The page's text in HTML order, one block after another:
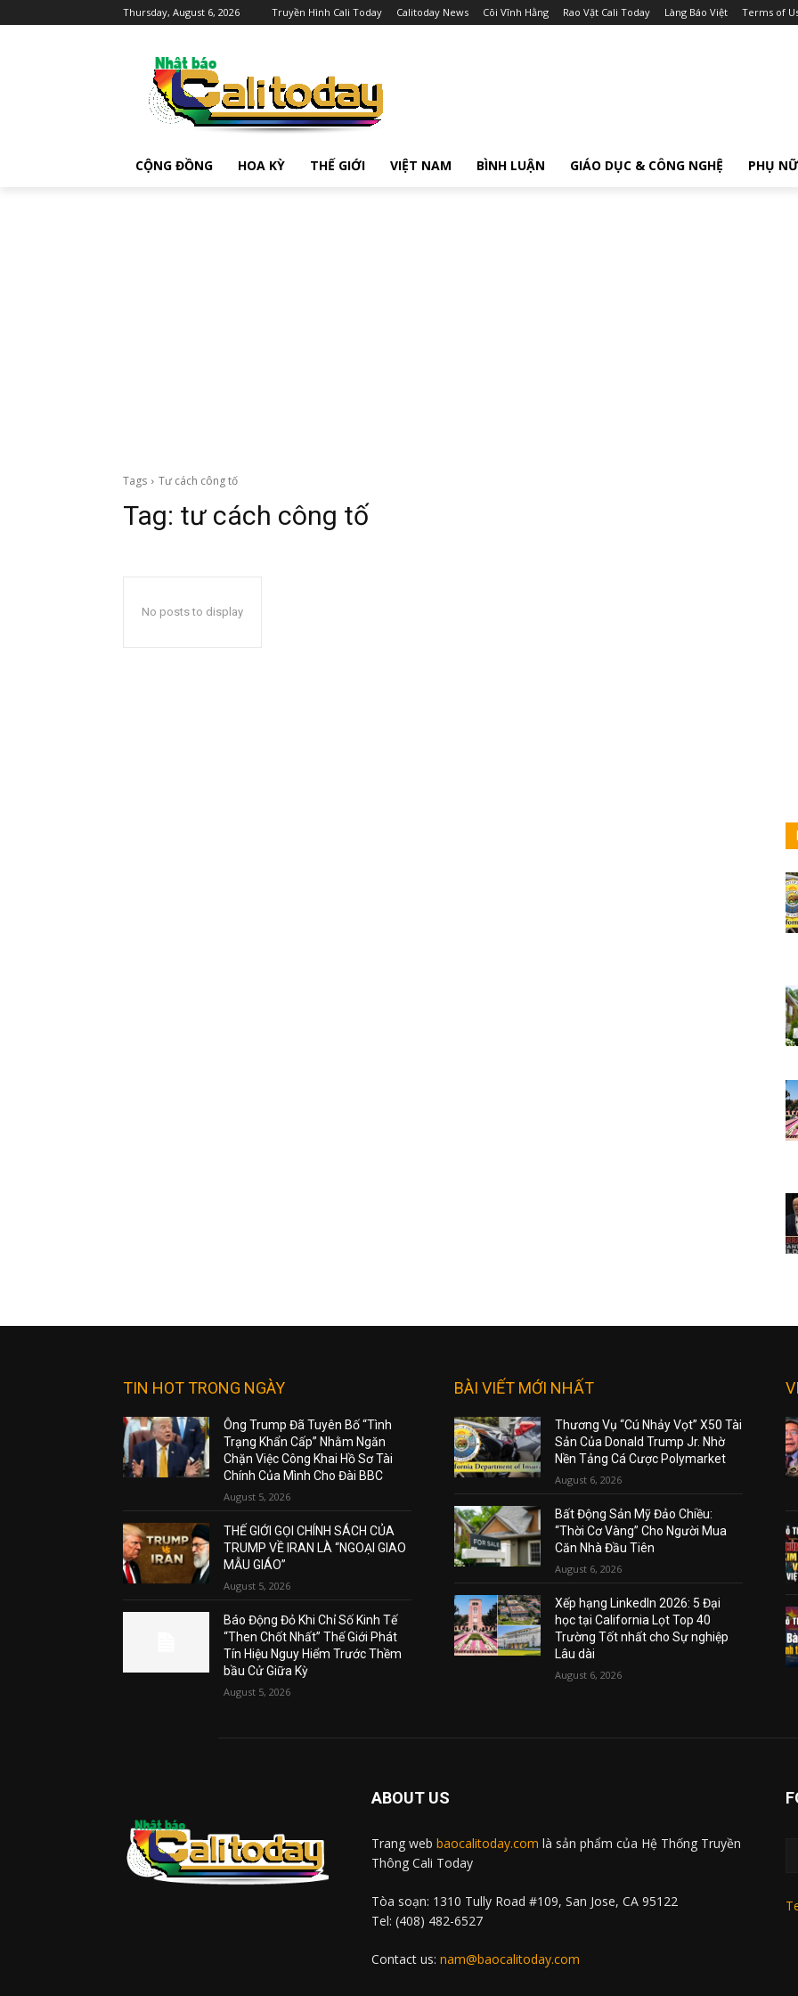
Thursday, August 6, 2026 Truyền Hình Cali Today Calitoday News Cõi Vĩnh Hằng Rao Vặt Cali Today Làng Báo Việt Terms of
CỘNG ĐỒNG HOA KỲ THẾ GIỚI VIỆT NAM BÌNH LUẬN GIÁO DỤC & CÔNG NGHỆ PHỤ NỮ
Tags Tư cách công tố
Tag: tư cách công tố
No posts to display
TIN HOT TRONG NGÀY
Ông Trump Đã Tuyên Bố “Tình
Trạng Khẩn Cấp” Nhằm Ngăn
Chặn Việc Công Khai Hồ Sơ Tài
Chính Của Mình Cho Đài BBC
August 5, 2026
THẾ GIỚI GỌI CHÍNH SÁCH CỦA
TRUMP VỀ IRAN LÀ “NGOẠI GIAO
MẪU GIÁO”
August 5, 2026
Báo Động Đỏ Khi Chỉ Số Kinh Tế
“Then Chốt Nhất” Thế Giới Phát
Tín Hiệu Nguy Hiểm Trước Thềm
bầu Cử Giữa Kỳ
August 5, 2026
BÀI VIẾT MỚI NHẤT
Thương Vụ “Cú Nhảy Vọt” X50 Tài
Sản Của Donald Trump Jr. Nhờ
Nền Tảng Cá Cược Polymarket
August 6, 2026
Bất Động Sản Mỹ Đảo Chiều:
“Thời Cơ Vàng” Cho Người Mua
Căn Nhà Đầu Tiên
August 6, 2026
Xếp hạng LinkedIn 2026: 5 Đại
học tại California Lọt Top 40
Trường Tốt nhất cho Sự nghiệp
Lâu dài
August 6, 2026
ABOUT US
Trang web baocalitoday.com là sản phẩm của Hệ Thống Truyền
Thông Cali Today
Tòa soạn: 1310 Tully Road #109, San Jose, CA 95122
Tel: (408) 482-6527
Contact us: nam@baocalitoday.com